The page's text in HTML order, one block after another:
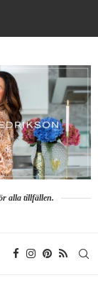
alla tillfällen.